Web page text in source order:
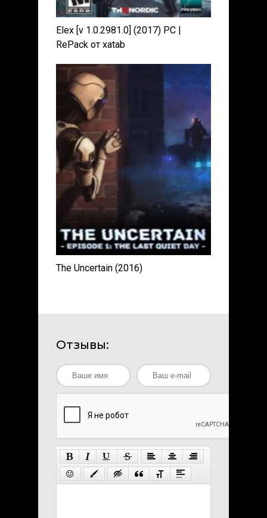
Elex [v 1.0.2981.0] (2017) PC |
RePack от xatab
The Uncertain (2016)
Отзывы: